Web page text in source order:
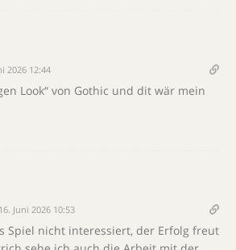
2026 12:44
Look“ von Gothic und dit wär mein
16. Juni 2026 10:53
Spiel nicht interessiert, der Erfolg freut